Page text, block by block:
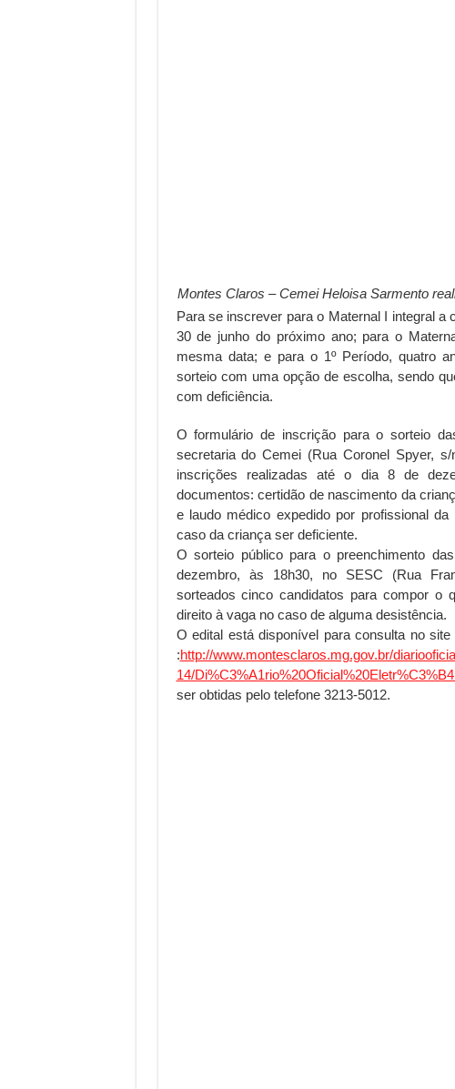
Montes Claros – Cemei Heloisa Sarmento
Para se inscrever para o Maternal I integral
30 de junho do próximo ano; para o
mesma data; e para o 1º Período, quatro
sorteio com uma opção de escolha, sendo
com deficiência.
O formulário de inscrição para o sorteio
secretaria do Cemei (Rua Coronel Spyer,
inscrições realizadas até o dia 8 de
documentos: certidão de nascimento da
e laudo médico expedido por profissional
caso da criança ser deficiente.
O sorteio público para o preenchimento
dezembro, às 18h30, no SESC (Rua
sorteados cinco candidatos para compor o
direito à vaga no caso de alguma desistência.
O edital está disponível para consulta no
:http://www.montesclaros.mg.gov.br/
14/
ser obtidas pelo telefone 3213-5012.